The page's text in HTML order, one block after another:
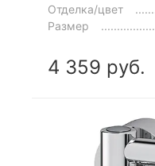
Отделка/цвет
Размер
4 359 руб.